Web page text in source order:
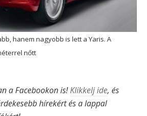
hanem nagyobb is lett a Yaris. A
nőtt
a Facebookon is!Klikkelj ide, és
hírekért és a lappal